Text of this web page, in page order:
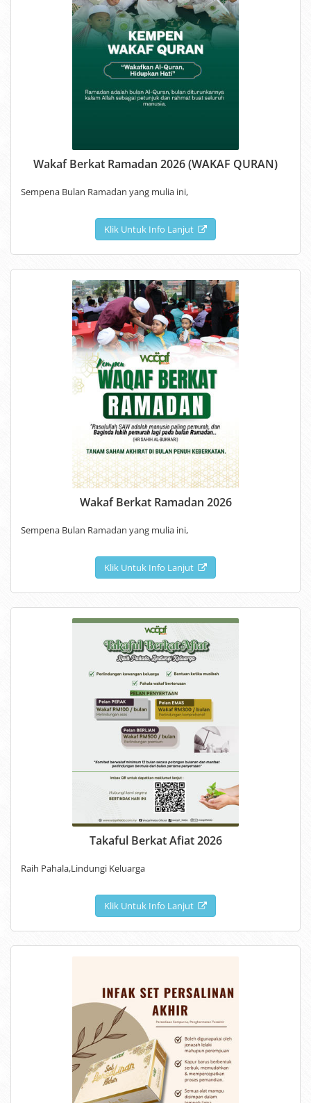
Wakaf Berkat Ramadan 2026 (WAKAF QURAN)
Sempena Bulan Ramadan yang mulia ini,
Klik Untuk Info Lanjut
Wakaf Berkat Ramadan 2026
Sempena Bulan Ramadan yang mulia ini,
Klik Untuk Info Lanjut
Takaful Berkat Afiat 2026
Raih Pahala,Lindungi Keluarga
Klik Untuk Info Lanjut